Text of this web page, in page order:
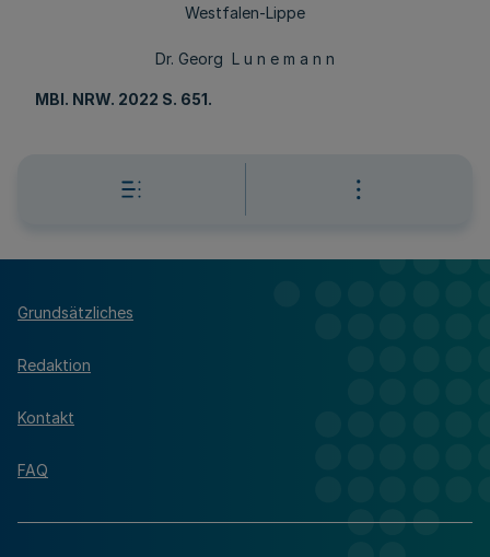
Westfalen-Lippe
Dr. Georg L u n e m a n n
MBl. NRW. 2022 S. 651.
Grundsätzliches
Redaktion
Kontakt
FAQ